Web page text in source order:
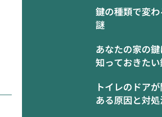
鍵の種類で変
謎
あなたの家の
知っておきた
トイレのドア
ある原因と対